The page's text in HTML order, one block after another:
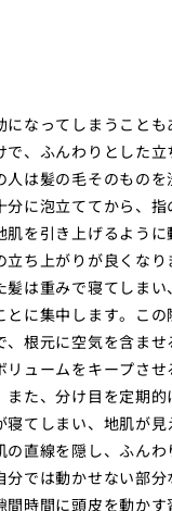
なってしまうことも
、ふんわりとした立
は髪の毛そのもの
に泡立ててから、指
を引き上げるように
ち上がりが良くな
は重みで寝てしまい
に集中します。この
根元に空気を含ませ
ュームをキープさせ
た、分け目を定期的
てしまい、地肌が見
直線を隠し、ふん
では動かせない部分
時間に頭皮を動かす